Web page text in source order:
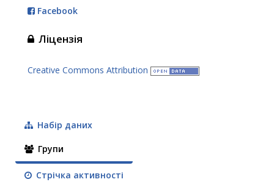
Facebook
Ліцензія
Creative Commons Attribution
Набір даних
Групи
Стрічка активності